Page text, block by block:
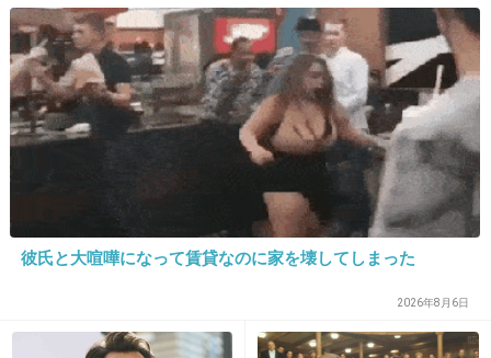
16. 匿名2014/05/28(水) 12:00:41
ここまでの巨体を火葬したら脂肪が外にまで流
れたして家事になったりするらしいね。
+209 -6
ギネス認定されてたんだ
彼氏と大喧嘩になって賃貸なのに家を壊してしまった
2026年8月6日